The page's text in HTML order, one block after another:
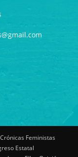
Crónicas Feministas
Estatal